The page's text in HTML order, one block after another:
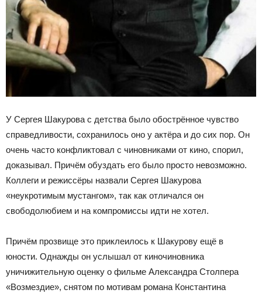
У Сергея Шакурова с детства было обострённое чувство
справедливости, сохранилось оно у актёра и до сих пор. Он
очень часто конфликтовал с чиновниками от кино, спорил,
доказывал. Причём обуздать его было просто невозможно.
Коллеги и режиссёры назвали Сергея Шакурова
«неукротимым мустангом», так как отличался он
свободолюбием и на компромиссы идти не хотел.
Причём прозвище это приклеилось к Шакурову ещё в
юности. Однажды он услышал от киночиновника
уничижительную оценку о фильме Александра Столпера
«Возмездие», снятом по мотивам романа Константина